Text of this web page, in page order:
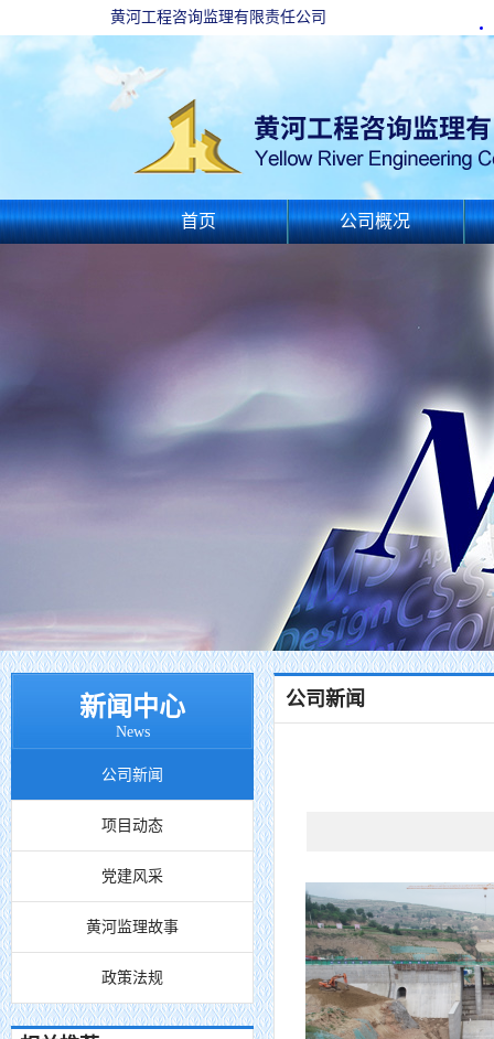
黄河工程咨询监理有限责任公司
首页 公司概况
新闻中心
News
公司新闻
项目动态
党建风采
黄河监理故事
政策法规
公司新闻